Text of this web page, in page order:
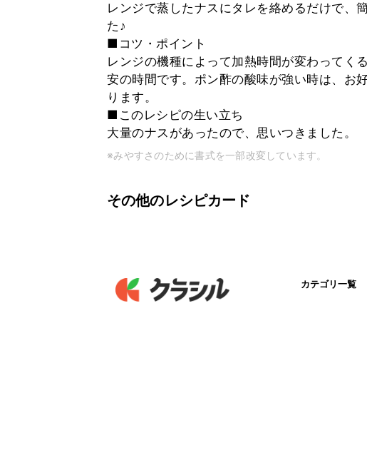
レンジで蒸したナスにタレを絡めるだけで、
た♪
■コツ・ポイント
レンジの機種によって加熱時間が変わってく
安の時間です。ポン酢の酸味が強い時は、お
ります。
■このレシピの生い立ち
大量のナスがあったので、思いつきました。
※みやすさのために書式を一部改変しています。
その他のレシピカード
カテゴリ一覧